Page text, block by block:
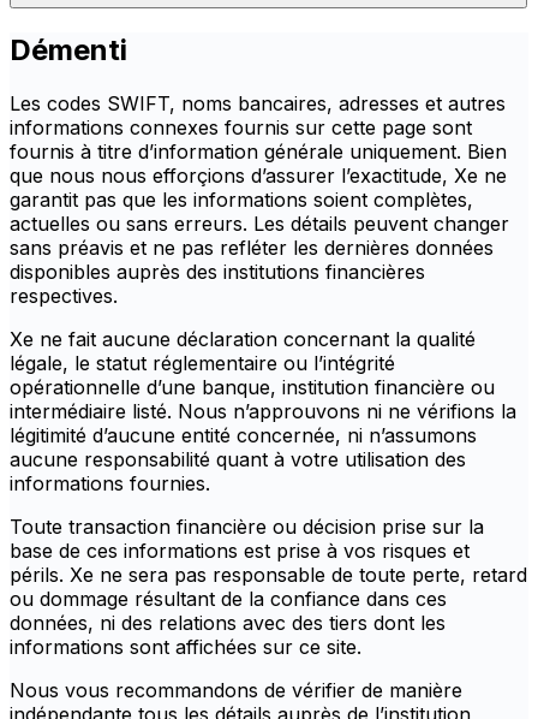
Démenti
Les codes SWIFT, noms bancaires, adresses et autres
informations connexes fournis sur cette page sont
fournis à titre d’information générale uniquement. Bien
que nous nous efforçions d’assurer l’exactitude, Xe ne
garantit pas que les informations soient complètes,
actuelles ou sans erreurs. Les détails peuvent changer
sans préavis et ne pas refléter les dernières données
disponibles auprès des institutions financières
respectives.
Xe ne fait aucune déclaration concernant la qualité
légale, le statut réglementaire ou l’intégrité
opérationnelle d’une banque, institution financière ou
intermédiaire listé. Nous n’approuvons ni ne vérifions la
légitimité d’aucune entité concernée, ni n’assumons
aucune responsabilité quant à votre utilisation des
informations fournies.
Toute transaction financière ou décision prise sur la
base de ces informations est prise à vos risques et
périls. Xe ne sera pas responsable de toute perte, retard
ou dommage résultant de la confiance dans ces
données, ni des relations avec des tiers dont les
informations sont affichées sur ce site.
Nous vous recommandons de vérifier de manière